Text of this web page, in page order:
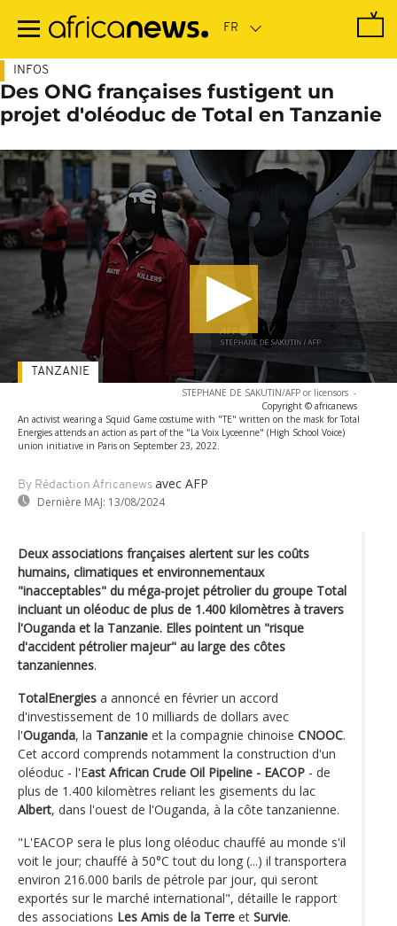
contenu
INFOS
Des ONG françaises fustigent un
projet d'oléoduc de Total en Tanzanie
STEPHANE DE SAKUTIN/AFP or licensors -
Copyright © africanews
An activist wearing a Squid Game costume with "TE" written on the mask for Total
Energies attends an action as part of the "La Voix Lyceenne" (High School Voice)
union initiative in Paris on September 23, 2022.
By Rédaction Africanews avec AFP
Dernière MAJ: 13/08/2024
TANZANIE
Deux associations françaises alertent sur les coûts
humains, climatiques et environnementaux
"inacceptables" du méga-projet pétrolier du groupe Total
incluant un oléoduc de plus de 1.400 kilomètres à travers
l'Ouganda et la Tanzanie. Elles pointent un "risque
d'accident pétrolier majeur" au large des côtes
tanzaniennes.
TotalEnergies a annoncé en février un accord
d'investissement de 10 milliards de dollars avec
l'Ouganda, la Tanzanie et la compagnie chinoise CNOOC.
Cet accord comprends notamment la construction d'un
oléoduc - l'East African Crude Oil Pipeline - EACOP - de
plus de 1.400 kilomètres reliant les gisements du lac
Albert, dans l'ouest de l'Ouganda, à la côte tanzanienne.
"L'EACOP sera le plus long oléoduc chauffé au monde s'il
voit le jour; chauffé à 50°C tout du long (...) il transportera
environ 216.000 barils de pétrole par jour, qui seront
exportés sur le marché international", détaille le rapport
des associations Les Amis de la Terre et Survie.